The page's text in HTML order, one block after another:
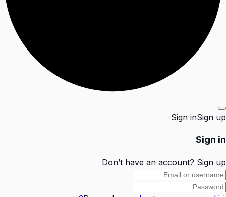
Sign inSign up
Sign in
Don’t have an account? Sign up